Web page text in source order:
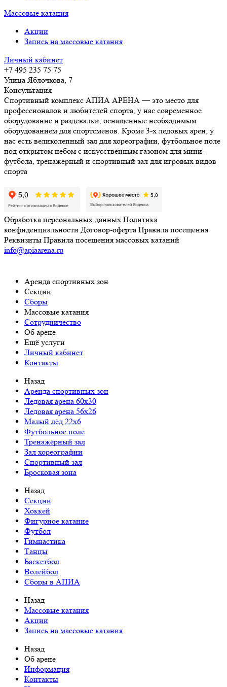
Массовые катания
Акции
Запись на массовые катания
Личный кабинет
+7 495 235 75 75
Улица Яблочкова, 7
Консультация
Спортивный комплекс АПИА АРЕНА — это место для
профессионалов и любителей спорта, у нас современное
оборудование и раздевалки, оснащенные необходимым
оборудованием для спортсменов. Кроме 3-х ледовых арен, у
нас есть великолепный зал для хореографии, футбольное поле
под открытом небом с искусственным газоном для мини-
футбола, тренажерный и спортивный зал для игровых видов
спорта
Обработка персональных данных Политика
конфиденциальности Договор-оферта Правила посещения
Реквизиты Правила посещения массовых катаний
info@apiaarena.ru
Аренда спортивных зон
Cекции
Сборы
Массовые катания
Сотрудничество
Об арене
Ещё услуги
Личный кабинет
Контакты
Назад
Аренда спортивных зон
Ледовая арена 60x30
Ледовая арена 56x26
Малый лёд 22x6
Футбольное поле
Тренажёрный зал
Зал хореографии
Спортивный зал
Бросковая зона
Назад
Cекции
Хоккей
Фигурное катание
Футбол
Гимнастика
Танцы
Баскетбол
Волейбол
Сборы в АПИА
Назад
Массовые катания
Акции
Запись на массовые катания
Назад
Об арене
Информация
Контакты